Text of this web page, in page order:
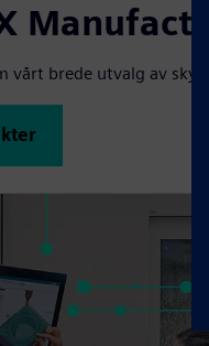
vårt brede utvalg av